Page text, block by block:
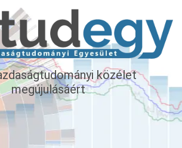
közélet
megújulásáért